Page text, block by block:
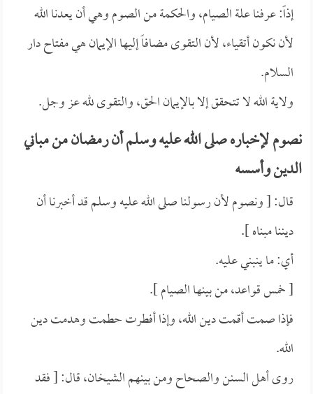
إذاً: عرفنا علة الصيام، والحكمة من الصوم وهي أن يعدنا الله
لأن نكون أتقياء، لأن التقوى مضافاً إليها الإيمان هي مفتاح دار
السلام.
ولاية الله لا تتحقق إلا بالإيمان الحق، والتقوى لله عز وجل.
نصوم لإخباره صلى الله عليه وسلم أن رمضان من مباني
الدين وأسسه
قال: [ ونصوم لأن رسولنا صلى الله عليه وسلم قد أخبرنا أن
ديننا مبناه ].
أي: ما ينبني عليه.
[ خمس قواعد، من بينها الصيام ].
فإذا صمت أقمت دين الله، وإذا أفطرت حطمت وهدمت دين
الله.
روى أهل السنن والصحاح ومن بينهم الشيخان، قال: [ فقد